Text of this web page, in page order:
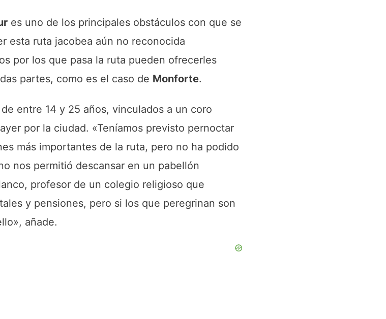
es uno de los principales obstáculos con que se
esta ruta jacobea aún no reconocida
por los que pasa la ruta pueden ofrecerles
partes, como es el caso de Monforte.
entre 14 y 25 años, vinculados a un coro
por la ciudad. «Teníamos previsto pernoctar
más importantes de la ruta, pero no ha podido
nos permitió descansar en un pabellón
profesor de un colegio religioso que
y pensiones, pero si los que peregrinan son
añade.